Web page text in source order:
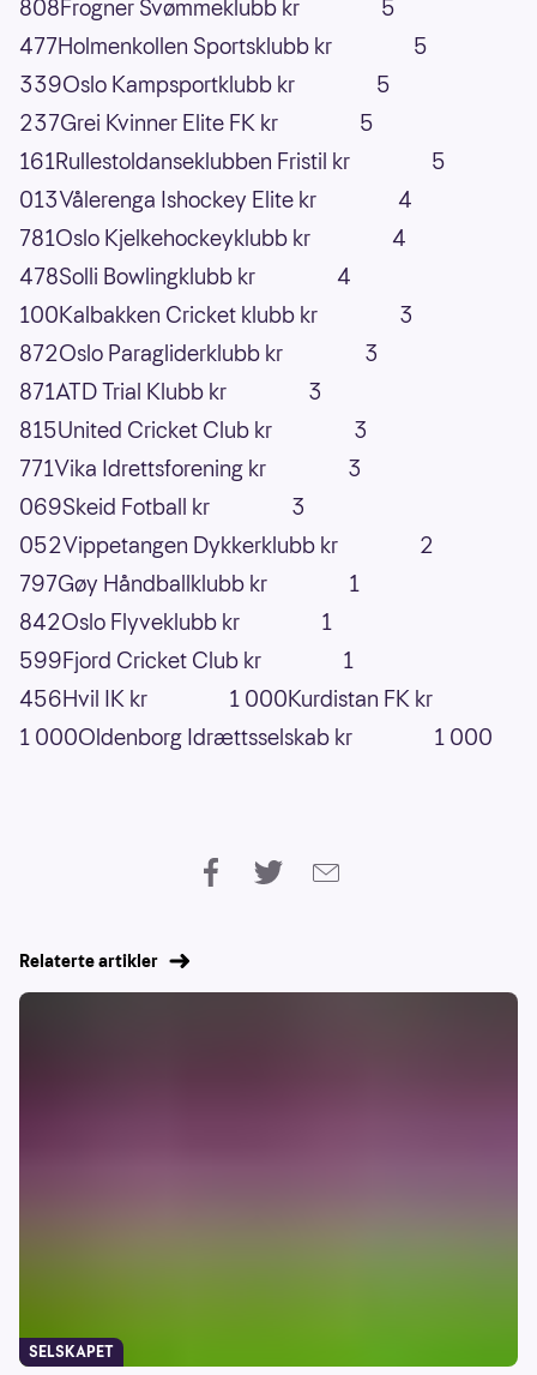
Relaterte artikler
SELSKAPET